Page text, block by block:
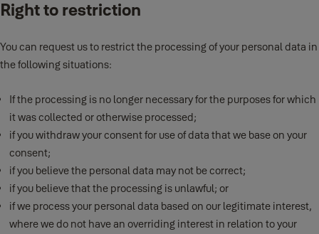
Right to restriction
You can request us to restrict the processing of your personal data in
the following situations:
If the processing is no longer necessary for the purposes for which
it was collected or otherwise processed;
if you withdraw your consent for use of data that we base on your
consent;
if you believe the personal data may not be correct;
if you believe that the processing is unlawful; or
if we process your personal data based on our legitimate interest,
where we do not have an overriding interest in relation to your